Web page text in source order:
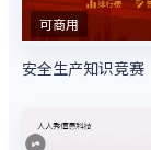
可商用
安全生产知识竞赛